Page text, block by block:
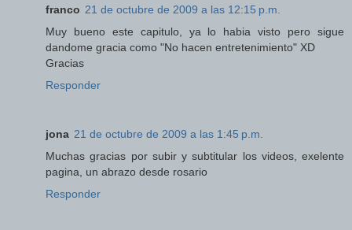
franco 21 de octubre de 2009 a las 12:15 p.m.
Muy bueno este capitulo, ya lo habia visto pero sigue
dandome gracia como "No hacen entretenimiento" XD
Gracias
Responder
jona 21 de octubre de 2009 a las 1:45 p.m.
Muchas gracias por subir y subtitular los videos, exelente
pagina, un abrazo desde rosario
Responder